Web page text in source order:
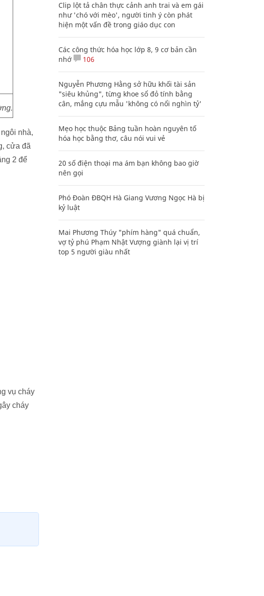
nhà,
cửa đã
2 để
vụ cháy
cháy
Clip lột tả chân thực cảnh anh trai và em gái
như 'chó với mèo', người tinh ý còn phát
hiện một vấn đề trong giáo dục con
Các công thức hóa học lớp 8, 9 cơ bản cần
nhớ
106
Nguyễn Phương Hằng sở hữu khối tài sản
"siêu khủng", từng khoe sổ đỏ tính bằng
cân, mắng cựu mẫu 'không có nổi nghìn tỷ'
Mẹo học thuộc Bảng tuần hoàn nguyên tố
hóa học bằng thơ, câu nói vui vẻ
20 số điện thoại ma ám bạn không bao giờ
nên gọi
Phó Đoàn ĐBQH Hà Giang Vương Ngọc Hà bị
kỷ luật
Mai Phương Thúy "phím hàng" quá chuẩn,
vợ tỷ phú Phạm Nhật Vượng giành lại vị trí
top 5 người giàu nhất